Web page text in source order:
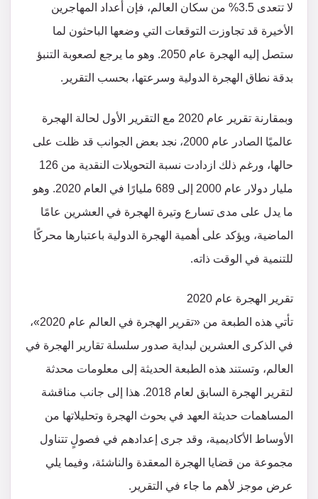
لا تتعدى 3.5% من سكان العالم، فإن أعداد المهاجرين
الأخيرة قد تجاوزت التوقعات التي وضعها الباحثون لما
ستصل إليه الهجرة عام 2050. وهو ما يرجع لصعوبة التنبؤ
بدقة نطاق الهجرة الدولية وسرعتها، بحسب التقرير.
وبمقارنة تقرير عام 2020 مع التقرير الأول لحالة الهجرة
عالميًا الصادر عام 2000، نجد بعض الجوانب قد ظلت على
حالها، ورغم ذلك ازدادت نسبة التحويلات النقدية من 126
مليار دولار عام 2000 إلى 689 مليارًا في العام 2020. وهو
ما يدل على مدى تسارع وتيرة الهجرة في العشرين عامًا
الماضية، ويؤكد على أهمية الهجرة الدولية باعتبارها محركًا
للتنمية في الوقت ذاته.
تقرير الهجرة عام 2020
تأتي هذه الطبعة من «تقرير الهجرة في العالم عام 2020»،
في الذكرى العشرين لبداية صدور سلسلة تقارير الهجرة في
العالم، وتستند هذه الطبعة الحديثة إلى معلومات محدثة
لتقرير الهجرة السابق لعام 2018. هذا إلى جانب مناقشة
المساهمات حديثة العهد في بحوث الهجرة وتحليلاتها من
الأوساط الأكاديمية، وقد جرى إعدادهم في فصولٍ تتناول
مجموعة من قضايا الهجرة المعقدة والناشئة، وفيما يلي
عرض موجز لأهم ما جاء في التقرير.